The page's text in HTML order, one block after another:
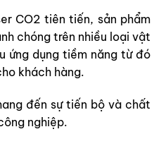
CO2 tiên tiến, sản phẩm
chóng trên nhiều loại vật
ứng dụng tiềm năng từ đó
khách hàng.
đến sự tiến bộ và chất
nghiệp.